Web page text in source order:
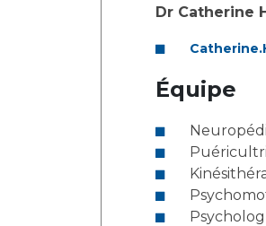
Laïcité et cultes
Livret d'accueil
Salon des familles
Transports sanitaires
Vos droits, vos devoirs
Les structures de
Dr Catherine
Équipe